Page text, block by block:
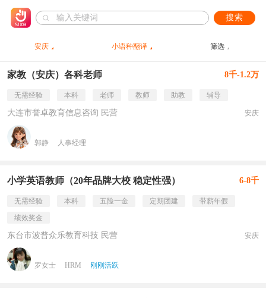
搜索
安庆 小语种翻译 筛选
家教（安庆）各科老师 8千-1.2万
无需经验 本科 老师 教师 助教 辅导
大连市誉卓教育信息咨询 民营 安庆
郭静 人事经理
小学英语教师（20年品牌大校 稳定性强） 6-8千
无需经验 本科 五险一金 定期团建
带薪年假
绩效奖金
东台市波普众乐教育科技 民营 安庆
罗女士 HRM 刚刚活跃